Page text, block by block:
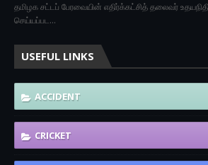
தமிழக சட்டப் பேரவையின் எதிர்க்கட்சித் தலைவர்
செய்யப்பட…
USEFUL LINKS
ACCIDENT
CRICKET